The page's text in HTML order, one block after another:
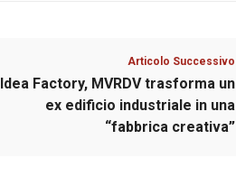
Articolo Successivo
Idea Factory, MVRDV trasforma un
ex edificio industriale in una
“fabbrica creativa”